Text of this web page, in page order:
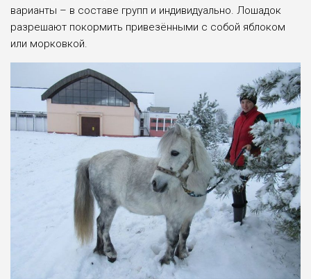
варианты – в составе групп и индивидуально. Лошадок
разрешают покормить привезёнными с собой яблоком
или морковкой.